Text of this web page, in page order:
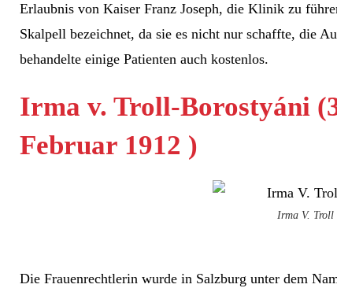
Erlaubnis von Kaiser Franz Joseph, die Klinik zu
Skalpell bezeichnet, da sie es nicht nur schaffte, die
behandelte einige Patienten auch kostenlos.
Irma v. Troll-Borostyáni
Februar 1912 )
Irma V. Troll
Die Frauenrechtlerin wurde in Salzburg unter dem